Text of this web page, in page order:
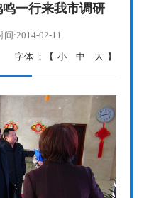
一行来我市调研
间:2014-02-11
字体 ：【 小 中 大 】